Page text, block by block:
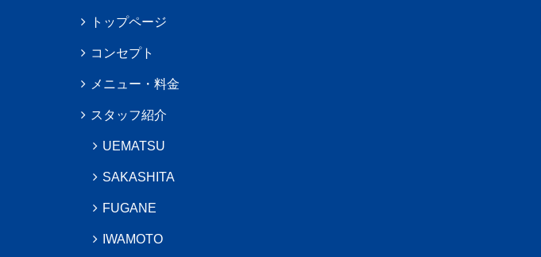
トップページ
コンセプト
メニュー・料金
スタッフ紹介
UEMATSU
SAKASHITA
FUGANE
IWAMOTO